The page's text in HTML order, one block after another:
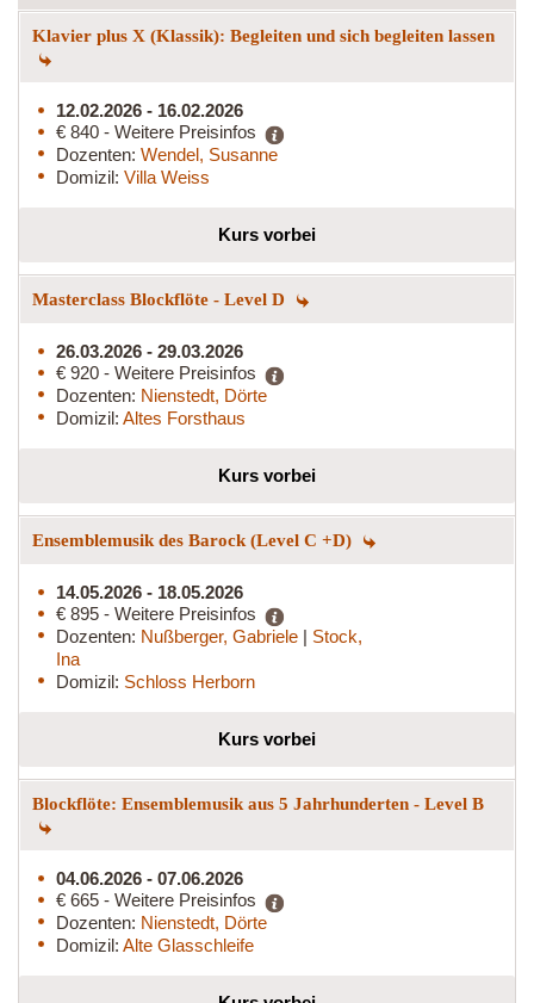
Klavier plus X (Klassik): Begleiten und sich begleiten lassen
12.02.2026 - 16.02.2026
€ 840 - Weitere Preisinfos
Dozenten: Wendel, Susanne
Domizil: Villa Weiss
Kurs vorbei
Masterclass Blockflöte - Level D
26.03.2026 - 29.03.2026
€ 920 - Weitere Preisinfos
Dozenten: Nienstedt, Dörte
Domizil: Altes Forsthaus
Kurs vorbei
Ensemblemusik des Barock (Level C +D)
14.05.2026 - 18.05.2026
€ 895 - Weitere Preisinfos
Dozenten: Nußberger, Gabriele | Stock,
Ina
Domizil: Schloss Herborn
Kurs vorbei
Blockflöte: Ensemblemusik aus 5 Jahrhunderten - Level B
04.06.2026 - 07.06.2026
€ 665 - Weitere Preisinfos
Dozenten: Nienstedt, Dörte
Domizil: Alte Glasschleife